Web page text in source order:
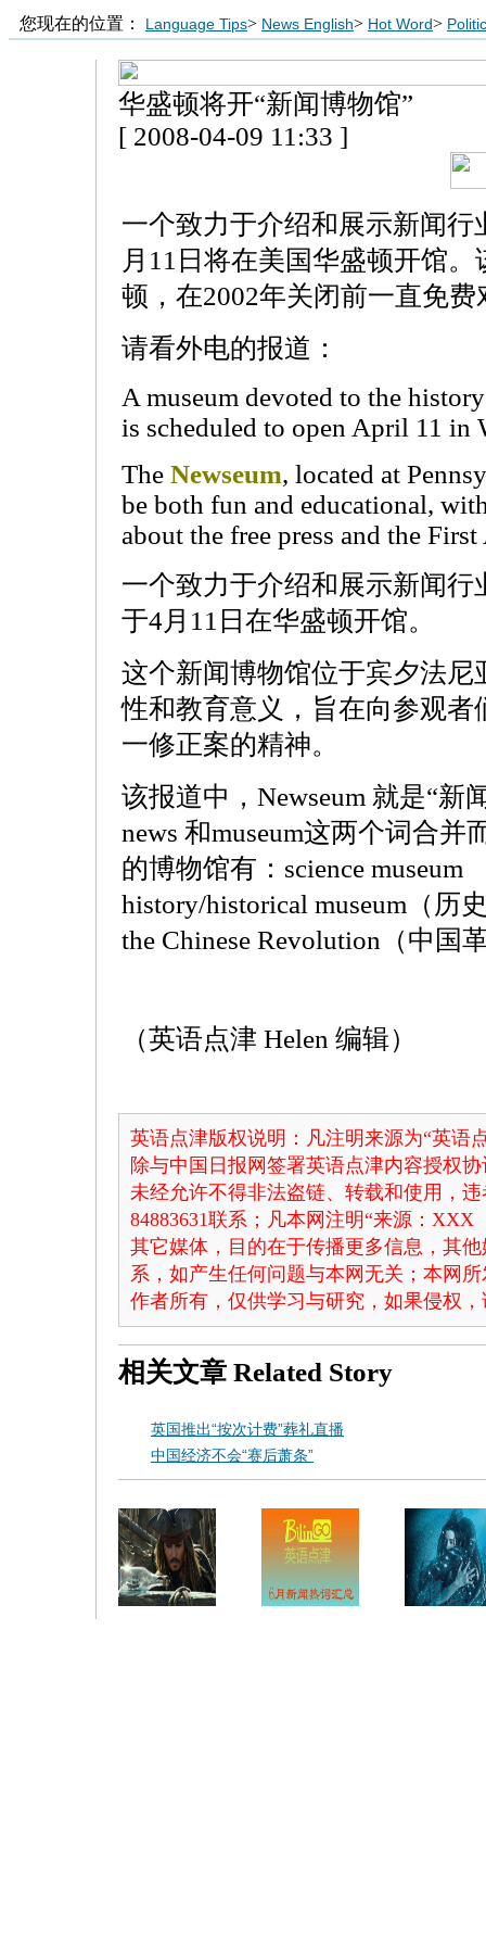
您现在的位置： Language Tips> News English> Hot Word>
华盛顿将开“新闻博物馆”
[ 2008-04-09 11:33 ]
一个致力于介绍和展示新闻行
月11日将在美国华盛顿开馆
顿，在2002年关闭前一直免费
请看外电的报道：
A museum devoted to the
is scheduled to open April 11 in
The Newseum, located at
be both fun and educational,
about the free press and the
一个致力于介绍和展示新闻
于4月11日在华盛顿开馆。
这个新闻博物馆位于宾夕法
性和教育意义，旨在向参观
一修正案的精神。
该报道中，Newseum 就是“新
news 和museum这两个词合
的博物馆有：science museum
history/historical museum（历
the Chinese Revolution（中国
（英语点津 Helen 编辑）
英语点津版权说明：凡注明来源为“英语
除与中国日报网签署英语点津内容授权
未经允许不得非法盗链、转载和使用，
84883631联系；凡本网注明“来源：
其它媒体，目的在于传播更多信息，其
系，如产生任何问题与本网无关；本网
作者所有，仅供学习与研究，如果侵权
相关文章 Related Story
英国推出“按次计费”葬礼直播
中国经济不会“赛后萧条”